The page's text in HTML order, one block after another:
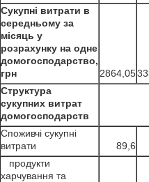
Сукупні витрати в
середньому за
місяць у
розрахунку на одне
домогосподарство,
грн
2864,05
Структура
сукупних витрат
домогосподарств
Споживчі сукупні
витрати
89,6
продукти
харчування та